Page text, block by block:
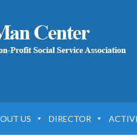
US DIRECTOR